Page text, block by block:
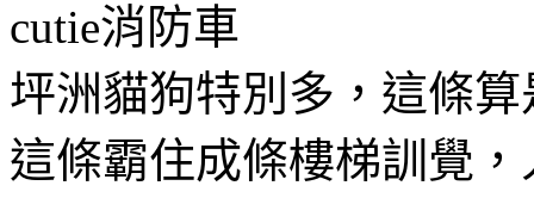
cutie消防車
坪洲貓狗特別多，這條
這條霸住成條樓梯訓覺